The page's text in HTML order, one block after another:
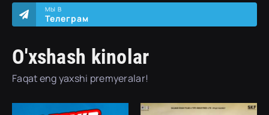
O'xshash kinolar
Faqat eng yaxshi premyeralar!
МЫ В
Телеграм